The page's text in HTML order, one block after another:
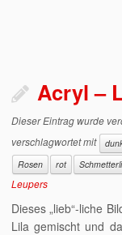
Acryl –
Dieser Eintrag wurde
verschlagwortet mit
Rosen
rot
Leupers
Dieses „lieb“-liche
Lila gemischt und